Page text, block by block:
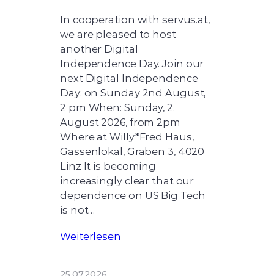
In cooperation with servus.at,
we are pleased to host
another Digital
Independence Day. Join our
next Digital Independence
Day: on Sunday 2nd August,
2 pm When: Sunday, 2.
August 2026, from 2pm
Where at Willy*Fred Haus,
Gassenlokal, Graben 3, 4020
Linz It is becoming
increasingly clear that our
dependence on US Big Tech
is not…
Weiterlesen